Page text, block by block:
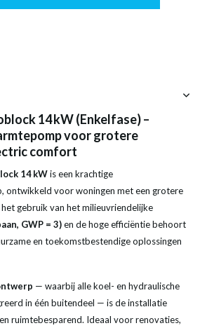
14 kW (Enkelfase) –
voor grotere
comfort
14 kWis een krachtige
ontwikkeld voor woningen met een grotere
gebruik van het milieuvriendelijke
GWP = 3)en de hoge efficiëntie behoort
en toekomstbestendige oplossingen
— waarbij alle koel- en hydraulische
in één buitendeel — is de installatie
ruimtebesparend. Ideaal voor renovaties,